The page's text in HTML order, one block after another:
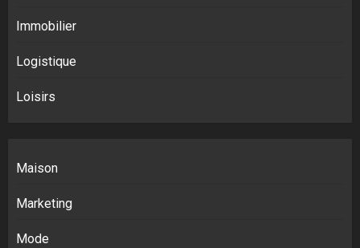
Immobilier
Logistique
Loisirs
Maison
Marketing
Mode